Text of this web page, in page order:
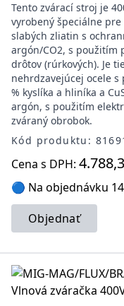
Tento zvárací stroj je
vyrobený špeciálne
slabých zliatin s
argón/CO2, s použitím
drôtov (rúrkových). Je
nehrdzavejúcej ocele
% kyslíka a hliníka a
argón, s použitím
zváraný obrobok.
Kód produktu:
Cena s DPH:
🔵 Na objednávku
Objednať